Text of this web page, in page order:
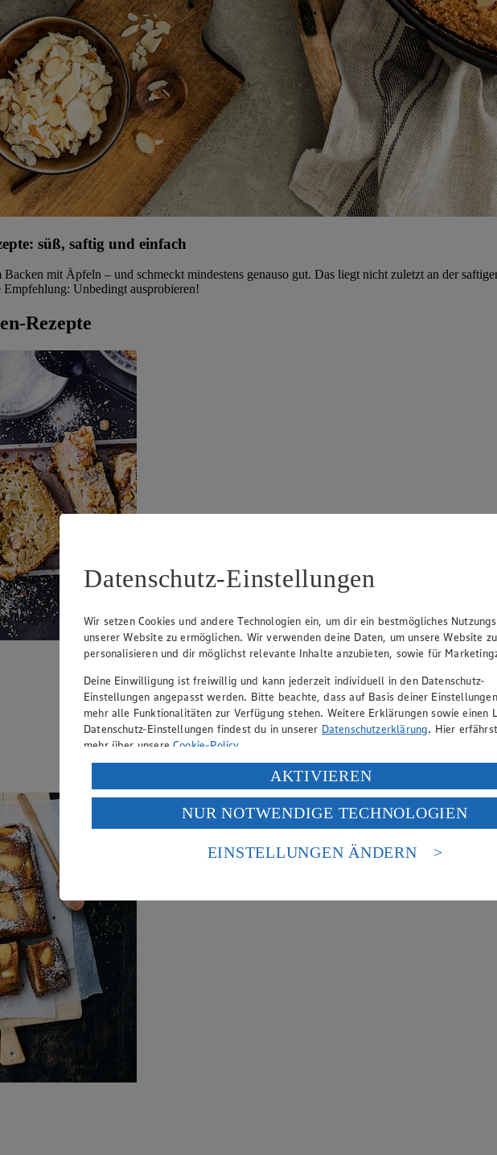
süß, saftig und einfach
mit Äpfeln – und schmeckt mindestens genauso gut. Das liegt nicht zuletzt an der
Unbedingt ausprobieren!
Rezepte
Datenschutz-Einstellungen
Wir setzen Cookies und andere Technologien ein, um dir ein bestmögliches
unserer Website zu ermöglichen. Wir verwenden deine Daten, um unsere Website zu
personalisieren und dir möglichst relevante Inhalte anzubieten, sowie für
Deine Einwilligung ist freiwillig und kann jederzeit individuell in den Datenschutz-
Einstellungen angepasst werden. Bitte beachte, dass auf Basis deiner
mehr alle Funktionalitäten zur Verfügung stehen. Weitere Erklärungen sowie einen
Datenschutz-Einstellungen findest du in unserer Datenschutzerklärung. Hier
mehr über unsereCookie-Policy.
Verarbeitung deiner personenbezogenen Daten in den USA durch Facebook und
Wenn du auf „Aktivieren“ klickst, willigst du im Sinne des Art. 49 Abs. 1 Satz 1 lit.
ein, dass deine Daten in den USA verarbeitet werden. Der EuGH sieht die USA als
einem nach europäischen Standards nicht angemessenen Datenschutzniveau an. Es
Risiko eines Zugriffs durch US-amerikanische Behörden.
AKTIVIEREN
NUR NOTWENDIGE TECHNOLOGIEN
EINSTELLUNGEN ÄNDERN